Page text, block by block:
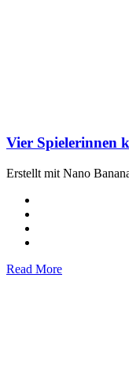
Vier Spielerinnen
Erstellt mit Nano
Read More